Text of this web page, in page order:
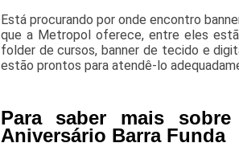
Está procurando por onde encontro
que a Metropol oferece, entre eles
folder de cursos, banner de tecido e
estão prontos para atendê-lo
Para saber mais
Aniversário Barra Funda